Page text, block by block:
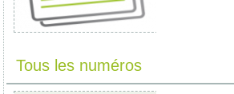
Tous les numéros